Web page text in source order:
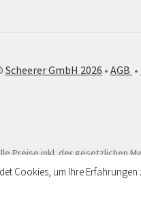
ist vom 24.07. bis
Scheerer GmbH 2026 •AGB •
Preise inkl. der gesetzlichen
Cookies, um Ihre